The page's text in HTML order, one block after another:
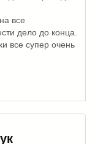
все
дело до конца.
все супер очень